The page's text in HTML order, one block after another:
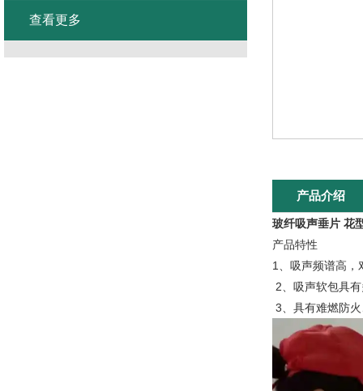
产品介绍
玻纤吸声垂片 花
产品特性
1、吸声频谱高，
2、吸声软包具
3、具有难燃防
查看更多